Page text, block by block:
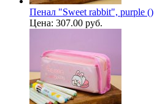
Пенал "Sweet rabbit", purple ()
Цена: 307.00 руб.